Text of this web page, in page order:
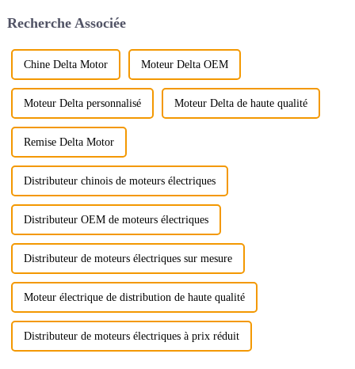
toujours croissantes des
priorité...
Recherche Associée
Chine Delta Motor Moteur Delta OEM
Moteur Delta personnalisé Moteur Delta de haute qualité
Remise Delta Motor
Distributeur chinois de moteurs électriques
Distributeur OEM de moteurs électriques
Distributeur de moteurs électriques sur mesure
Moteur électrique de distribution de haute qualité
Distributeur de moteurs électriques à prix réduit